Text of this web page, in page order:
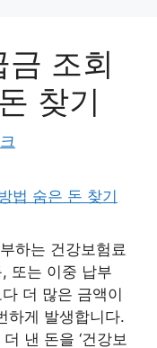
조회
찾기
하는 건강보험료
또는 이중 납부
더 많은 금액이
하게 발생합니다.
낸 돈을 ‘건강보